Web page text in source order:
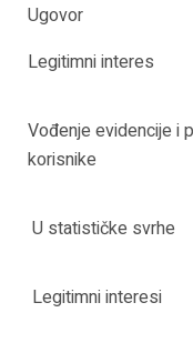
Ugovor
Legitimni interes
Vođenje evidencije i
korisnike
U statističke svrhe
Legitimni interesi